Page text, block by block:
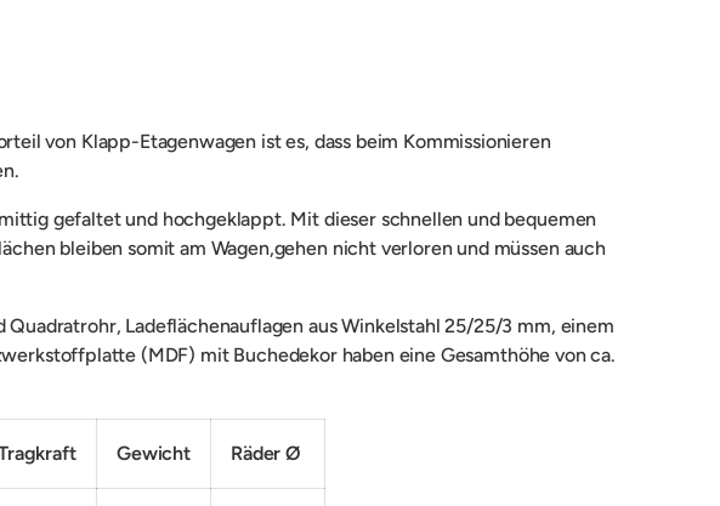
von Klapp-Etagenwagen ist es, dass beim Kommissionieren
gefaltet und hochgeklappt. Mit dieser schnellen und bequemen
bleiben somit am Wagen,gehen nicht verloren und müssen auch
Ladeflächenauflagen aus Winkelstahl 25/25/3 mm, einem
(MDF) mit Buchedekor haben eine Gesamthöhe von ca.
Gewicht Räder Ø